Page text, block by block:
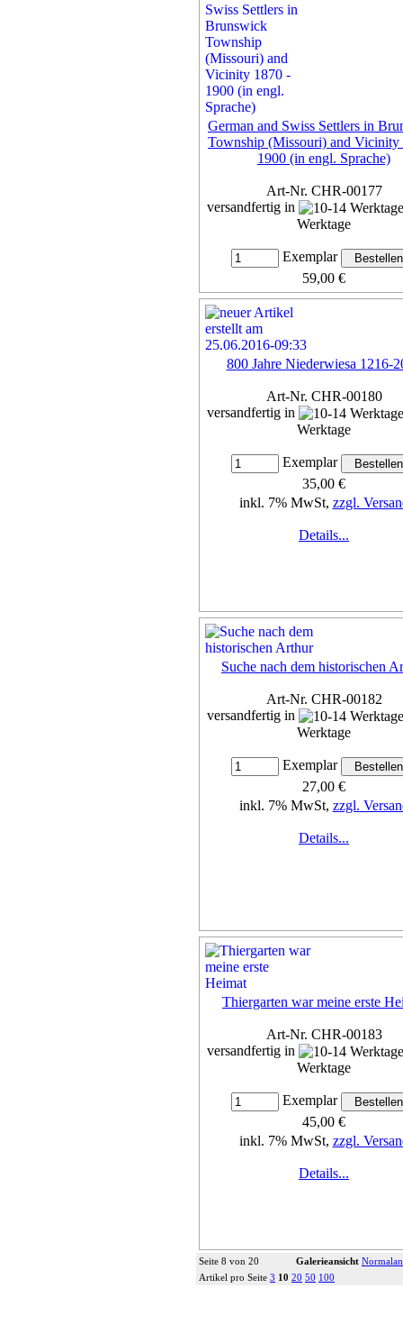
German and Swiss Settlers in
Township (Missouri) and Vicinity
1900 (in engl. Sprache)
Art-Nr. CHR-00177
versandfertig in
Werktage
Exemplar
59,00 €
inkl. 7% MwSt,zzgl.
800 Jahre Niederwiesa 1216-
Art-Nr. CHR-00180
versandfertig in
Werktage
Exemplar
35,00 €
inkl. 7% MwSt, zzgl.
Details...
Suche nach dem historischen
Art-Nr. CHR-00182
versandfertig in
Werktage
Exemplar
27,00 €
inkl. 7% MwSt, zzgl.
Details...
Thiergarten war meine erste
Art-Nr. CHR-00183
versandfertig in
Werktage
Exemplar
45,00 €
inkl. 7% MwSt, zzgl.
Details...
Seite 8 von 20 Galerieansicht
Artikel pro Seite 3 10 20 50 100